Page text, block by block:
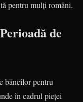
pentru mulți români.
de
băncilor pentru
în cadrul pieței